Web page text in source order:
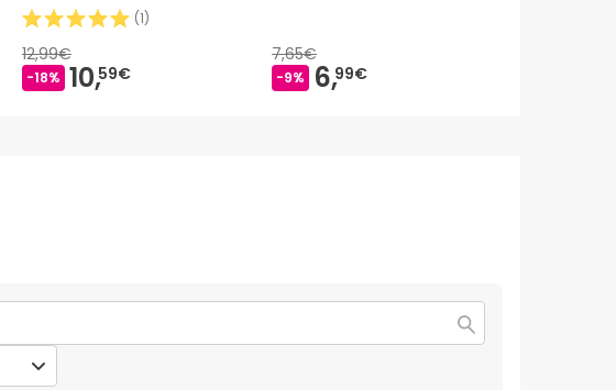
(1)
12,99€
-18% 10,59€
7,65€
-9% 6,99€